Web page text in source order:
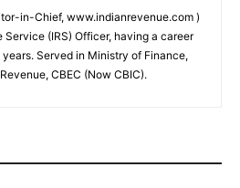
in-Chief, www.indianrevenue.com )
Service (IRS) Officer, having a career
Served in Ministry of Finance,
CBEC (Now CBIC).